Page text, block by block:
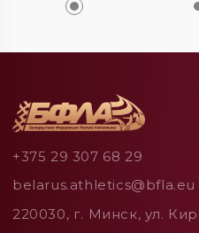
+375 29 307 68 29
belarus.athletics@bfla.eu
220030, г. Минск, ул.